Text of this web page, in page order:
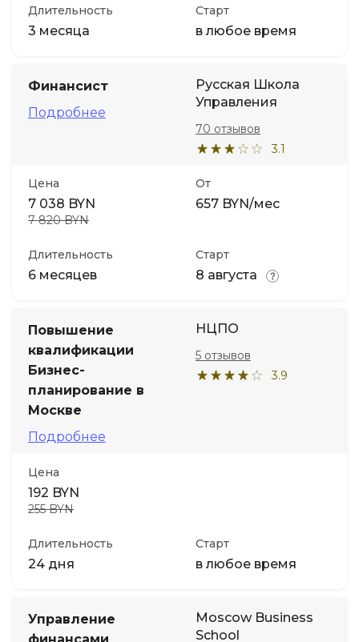
Длительность
3 месяца
Старт
в любое время
Финансист
Подробнее
Русская Школа
Управления
3.1
70 отзывов
Цена
7 038 BYN
7 820 BYN
От
657 BYN/мес
Длительность
6 месяцев
Старт
8 августа
Повышение
квалификации
Бизнес-
планирование в
Москве
Подробнее
НЦПО
3.9
5 отзывов
Цена
192 BYN
255 BYN
Длительность
24 дня
Старт
в любое время
Управление
Moscow Business
School